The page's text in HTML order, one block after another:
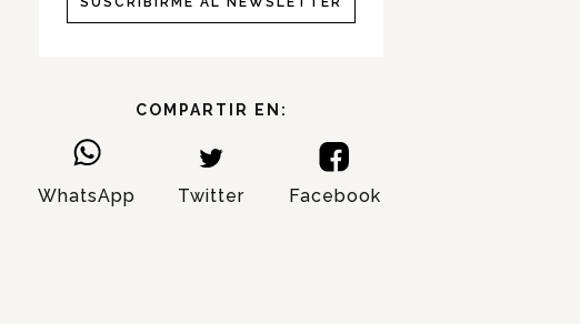
COMPARTIR EN:
WhatsApp Twitter Facebook